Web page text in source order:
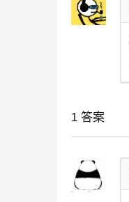
1 答案